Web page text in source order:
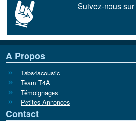
Suivez-nous sur
A Propos
Tabs4acoustic
Team T4A
Témoignages
Petites Annonces
Contact